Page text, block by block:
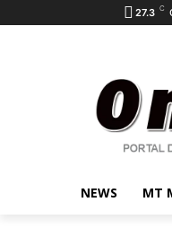
27.3 C
NEWS MT